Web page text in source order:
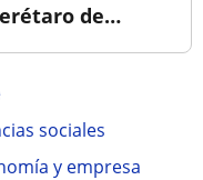
de…
sociales
y empresa